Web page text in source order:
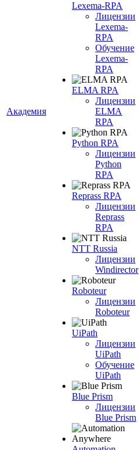
Академия
Lexema-RPA
Лицензии
Lexema-
RPA
Обучение
Lexema-
RPA
ELMA RPA
Лицензии
ELMA
RPA
Python RPA
Лицензии
Python
RPA
Reprass RPA
Лицензии
Reprass
RPA
NTT Russia
Лицензии
Windirector
Roboteur
Лицензии
Roboteur
UiPath
Лицензии
UiPath
Обучение
UiPath
Blue Prism
Лицензии
Blue Prism